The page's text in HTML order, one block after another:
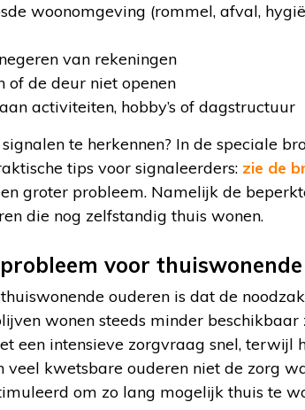
woonomgeving (rommel, afval,
van rekeningen
of de deur niet openen
activiteiten, hobby’s of dagstructuur
te herkennen? In de speciale
tips voor signaleerders: zie de
groter probleem. Namelijk de
die nog zelfstandig thuis wonen.
voor thuiswonende
ouderen is dat de
wonen steeds minder beschikbaar
een intensieve zorgvraag snel, terwijl
kwetsbare ouderen niet de zorg
om zo lang mogelijk thuis te